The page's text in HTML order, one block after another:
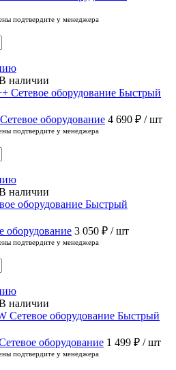
подтвердите у менеджера
наличии
Быстрый
оборудование 4 690 ₽ / шт
подтвердите у менеджера
наличии
Быстрый
оборудование 3 050 ₽ / шт
подтвердите у менеджера
наличии
Быстрый
оборудование 1 499 ₽ / шт
подтвердите у менеджера